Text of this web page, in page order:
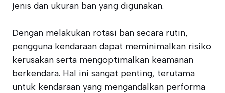
jenis dan ukuran ban yang digunakan.
Dengan melakukan rotasi ban secara rutin,
pengguna kendaraan dapat meminimalkan risiko
kerusakan serta mengoptimalkan keamanan
berkendara. Hal ini sangat penting, terutama
untuk kendaraan yang mengandalkan performa